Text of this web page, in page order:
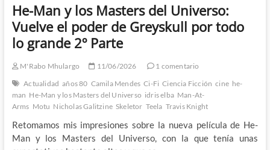
He-Man y los Masters del Universo:
Vuelve el poder de Greyskull por todo
lo grande 2º Parte
M'Rabo Mhulargo 11/06/2026
1 comentario
Actualidad años 80 Camila Mendes Ci-Fi Ciencia Ficción cine he-
man He-Man y los Masters del Universo idris elba Man-At-
Arms Motu Nicholas Galitzine Skeletor Teela Travis Knight
Retomamos mis impresiones sobre la nueva película de He-
Man y los Masters del Universo, con la que tenía unas